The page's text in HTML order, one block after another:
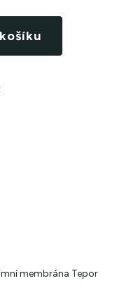
membrána Tepor